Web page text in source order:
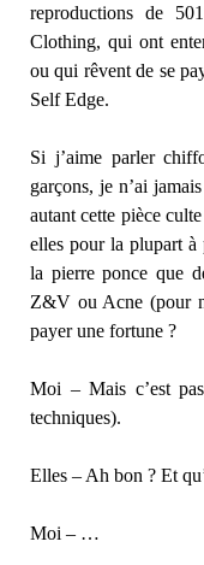
reproductions de
Clothing, qui ont
ou qui rêvent de se
Self Edge.
Si j’aime parler
garçons, je n’ai
autant cette pièce
elles pour la plupart à
la pierre ponce que
Z&V ou Acne (pour
payer une fortune ?
Moi – Mais c’est
techniques).
Elles – Ah bon ? Et
Moi – …